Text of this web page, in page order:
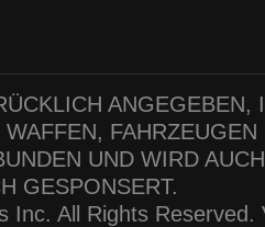
UND WIRD
GESPONSERT.
Inc. All Rights